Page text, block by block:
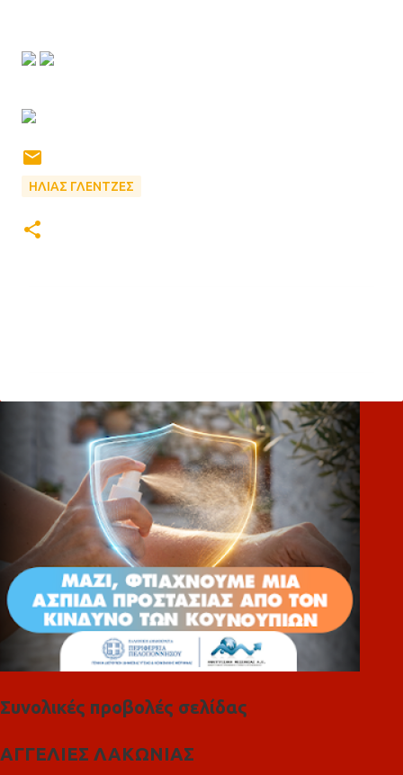
ΗΛΙΑΣ ΓΛΕΝΤΖΕΣ
λ
Συνολικές προβολές σελίδας
ΑΓΓΕΛΙΕΣ ΛΑΚΩΝΙΑΣ